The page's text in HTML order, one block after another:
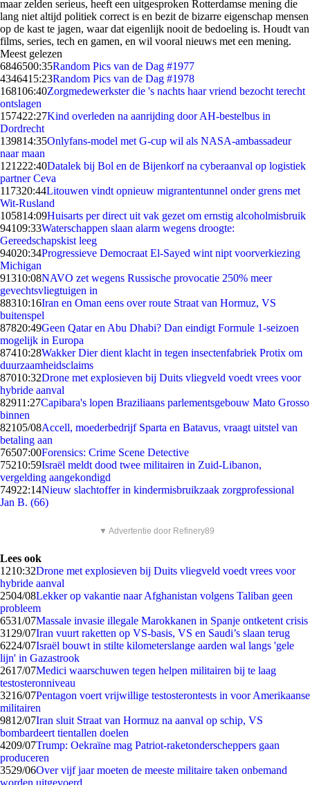
maar zelden serieus, heeft een uitgesproken Rotterdamse mening die
lang niet altijd politiek correct is en bezit de bizarre eigenschap mensen
op de kast te jagen, waar dat eigenlijk nooit de bedoeling is. Houdt van
films, series, tech en gamen, en wil vooral nieuws met een mening.
Meest gelezen
6846500:35Random Pics van de Dag #1977
4346415:23Random Pics van de Dag #1978
168106:40Zorgmedewerkster die 's nachts haar vriend bezocht terecht
ontslagen
157422:27Kind overleden na aanrijding door AH-bestelbus in
Dordrecht
139814:35Onlyfans-model met G-cup wil als NASA-ambassadeur
naar maan
121222:40Datalek bij Bol en de Bijenkorf na cyberaanval op logistiek
partner Ceva
117320:44Litouwen vindt opnieuw migrantentunnel onder grens met
Wit-Rusland
105814:09Huisarts per direct uit vak gezet om ernstig alcoholmisbruik
94109:33Waterschappen slaan alarm wegens droogte:
Gereedschapskist leeg
94020:34Progressieve Democraat El-Sayed wint nipt voorverkiezing
Michigan
91310:08NAVO zet wegens Russische provocatie 250% meer
gevechtsvliegtuigen in
88310:16Iran en Oman eens over route Straat van Hormuz, VS
buitenspel
87820:49Geen Qatar en Abu Dhabi? Dan eindigt Formule 1-seizoen
mogelijk in Europa
87410:28Wakker Dier dient klacht in tegen insectenfabriek Protix om
duurzaamheidsclaims
87010:32Drone met explosieven bij Duits vliegveld voedt vrees voor
hybride aanval
82911:27Capibara's lopen Braziliaans parlementsgebouw Mato Grosso
binnen
82105/08Accell, moederbedrijf Sparta en Batavus, vraagt uitstel van
betaling aan
76507:00Forensics: Crime Scene Detective
75210:59Israël meldt dood twee militairen in Zuid-Libanon,
vergelding aangekondigd
74922:14Nieuw slachtoffer in kindermisbruikzaak zorgprofessional
Jan B. (66)
▼ Advertentie door Refinery89
Lees ook
1210:32Drone met explosieven bij Duits vliegveld voedt vrees voor
hybride aanval
2504/08Lekker op vakantie naar Afghanistan volgens Taliban geen
probleem
6531/07Massale invasie illegale Marokkanen in Spanje ontketent crisis
31 29/07Iran vuurt raketten op VS-basis, VS en Saudi’s slaan terug
6224/07Israël bouwt in stilte kilometerslange aarden wal langs 'gele
lijn' in Gazastrook
2617/07Medici waarschuwen tegen helpen militairen bij te laag
testosteronniveau
3216/07Pentagon voert vrijwillige testosterontests in voor Amerikaanse
militairen
9812/07Iran sluit Straat van Hormuz na aanval op schip, VS
bombardeert tientallen doelen
4209/07Trump: Oekraïne mag Patriot-raketonderscheppers gaan
produceren
3529/06Over vijf jaar moeten de meeste militaire taken onbemand
worden uitgevoerd